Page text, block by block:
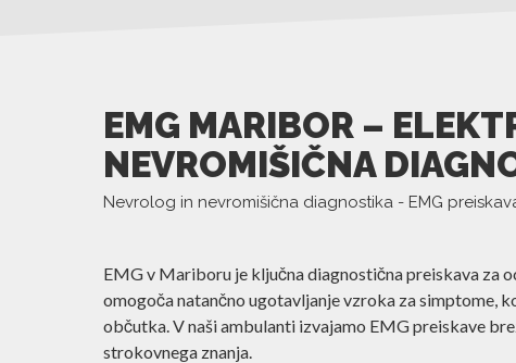
EMG MARIBOR –
NEVROMIŠIČNA
Nevrolog in nevromišična diagnostika - EMG
EMG v Mariboru je ključna diagnostična preiskava za
omogoča natančno ugotavljanje vzroka za simptome,
občutka. V naši ambulanti izvajamo EMG preiskave
strokovnega znanja.